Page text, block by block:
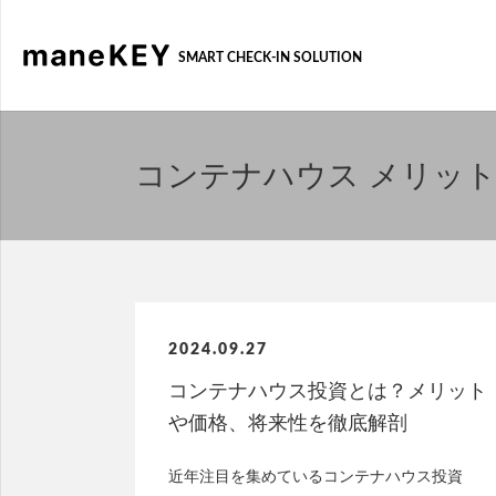
SMART CHECK-IN SOLUTION
コンテナハウス メリッ
2024.09.27
コンテナハウス投資とは？メリット
や価格、将来性を徹底解剖
近年注目を集めているコンテナハウス投資